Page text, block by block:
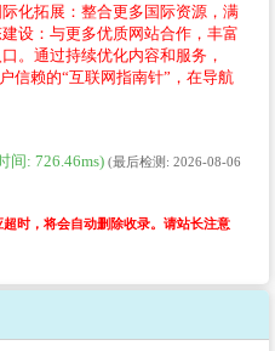
化拓展：整合更多国际资源，满
设：与更多优质网站合作，丰富
。通过持续优化内容和服务，
信赖的“互联网指南针”，在导航
间: 726.46ms) (最后检测: 2026-08-06
时，将会自动删除收录。请站长注意